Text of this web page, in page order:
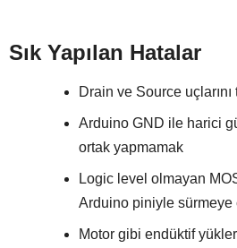
Sık Yapılan Hatalar
Drain ve Source
Arduino GND ile harici
ortak yapmamak
Logic level olmayan
Arduino piniyle sürmeye
Motor gibi endüktif